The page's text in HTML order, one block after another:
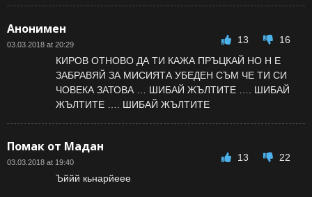
Анонимен
03.03.2018 at 20:29 13
16
КИРОВ ОТНОВО ДА ТИ КАЖА ПРЪЦКАЙ НО Н Е
ЗАБРАВЯЙ ЗА МИСИЯТА УБЕДЕН СЪМ ЧЕ ТИ СИ
ЧОВЕКА ЗАТОВА … ШИБАЙ ЖЪЛТИТЕ …. ШИБАЙ
ЖЪЛТИТЕ …. ШИБАЙ ЖЪЛТИТЕ
Помак от Мадан
03.03.2018 at 19:40 13
22
Ъййй кьнарйеее